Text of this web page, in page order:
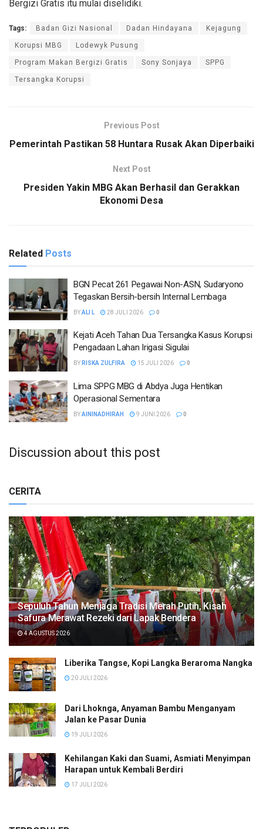
Bergizi Gratis itu mulai diselidiki.
Tags: Badan Gizi Nasional Dadan Hindayana Kejagung
Korupsi MBG Lodewyk Pusung
Program Makan Bergizi Gratis Sony Sonjaya SPPG
Tersangka Korupsi
Previous Post
Pemerintah Pastikan 58 Huntara Rusak Akan Diperbaiki
Next Post
Presiden Yakin MBG Akan Berhasil dan Gerakkan
Ekonomi Desa
Related Posts
BGN Pecat 261 Pegawai Non-ASN, Sudaryono
Tegaskan Bersih-bersih Internal Lembaga
BYALI L 28 JULI 2026 0
Kejati Aceh Tahan Dua Tersangka Kasus Korupsi
Pengadaan Lahan Irigasi Sigulai
BY RISKA ZULFIRA 15 JULI 2026 0
Lima SPPG MBG di Abdya Juga Hentikan
Operasional Sementara
BYAININADHIRAH 9 JUNI 2026 0
Discussion about this post
CERITA
Sepuluh Tahun Menjaga Tradisi Merah Putih, Kisah
Safura Merawat Rezeki dari Lapak Bendera
4 AGUSTUS 2026
Liberika Tangse, Kopi Langka Beraroma Nangka
20 JULI 2026
Dari Lhoknga, Anyaman Bambu Menganyam
Jalan ke Pasar Dunia
19 JULI 2026
Kehilangan Kaki dan Suami, Asmiati Menyimpan
Harapan untuk Kembali Berdiri
17 JULI 2026